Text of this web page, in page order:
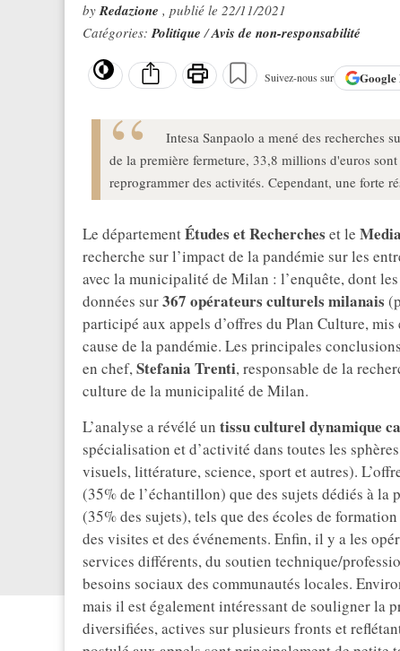
byRedazione , publié le 22/11/2021
Catégories:Politique/Avis de non-responsabilité
Suivez-nous sur Google
Intesa Sanpaolo a mené des recherches
de la première fermeture, 33,8 millions d'euros
reprogrammer des activités. Cependant, une forte
Le départementÉtudes et Recherches et le
recherche sur l’impact de la pandémie sur les
avec la municipalité de Milan : l’enquête, dont
données sur367 opérateurs culturels milanais
participé aux appels d’offres du Plan Culture,
cause de la pandémie. Les principales
en chef,Stefania Trenti, responsable de la
culture de la municipalité de Milan.
L’analyse a révélé un tissu culturel dynamique
spécialisation et d’activité dans toutes les
visuels, littérature, science, sport et autres).
(35% de l’échantillon) que des sujets dédiés à
(35% des sujets), tels que des écoles de
des visites et des événements. Enfin, il y a les
services différents, du soutien technique/
besoins sociaux des communautés locales.
mais il est également intéressant de souligner la
diversifiées, actives sur plusieurs fronts et